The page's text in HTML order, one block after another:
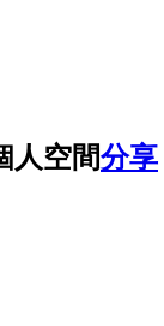
人空間分享